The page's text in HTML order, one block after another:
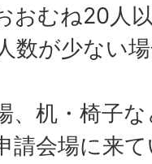
おむね20人
数が少ない
、机・椅子
請会場に来